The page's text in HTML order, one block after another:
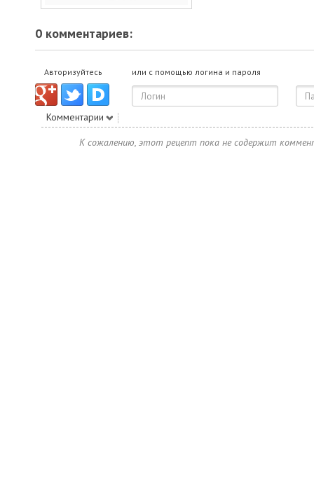
0 комментариев:
Авторизуйтесь или с помощью логина и пароля
Комментарии
К сожалению, этот рецепт пока не содержит